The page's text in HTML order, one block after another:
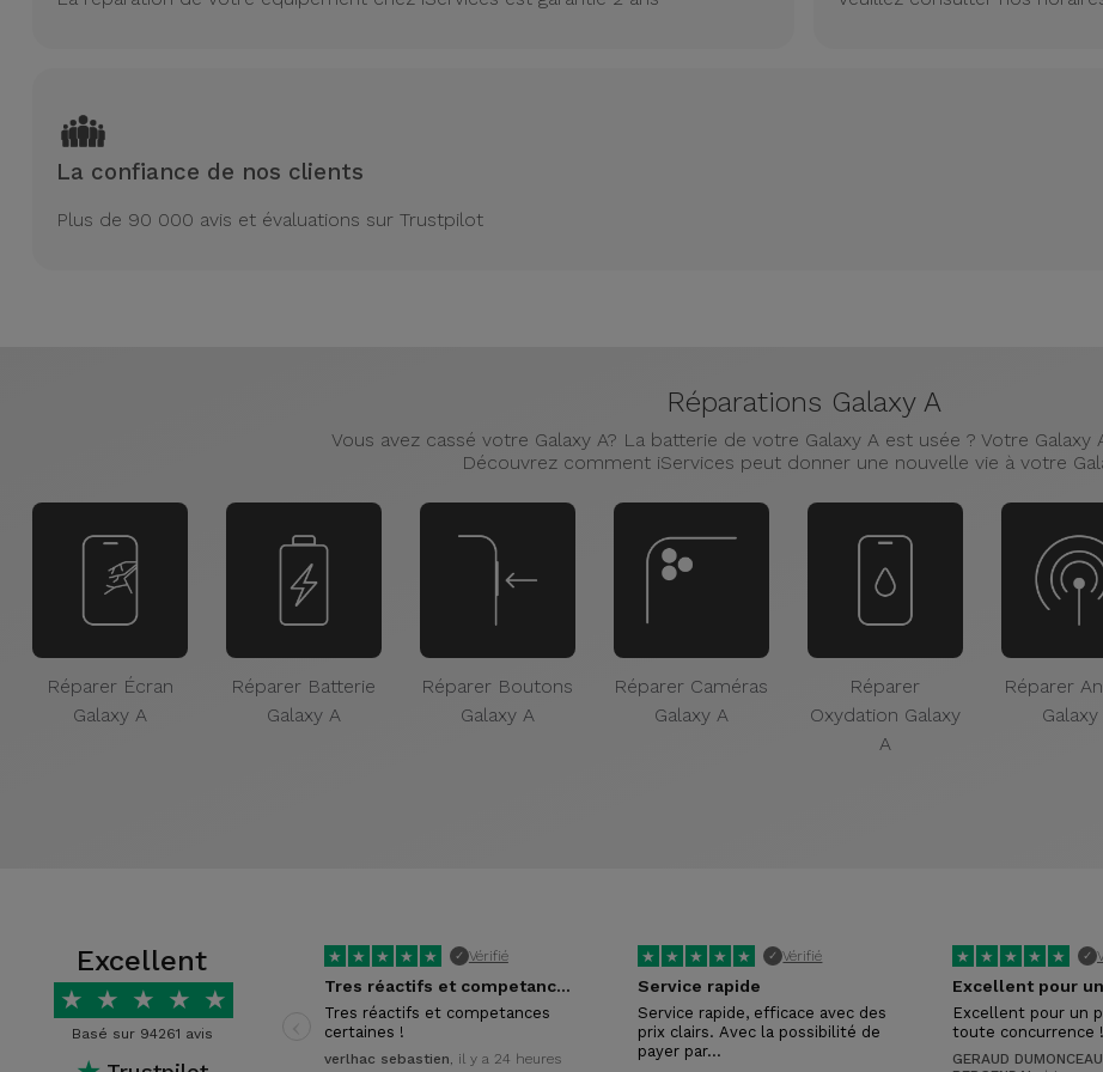
La confiance de nos clients
Plus de 90 000 avis et évaluations sur Trustpilot
Réparations Galaxy A
Vous avez cassé votre Galaxy A? La batterie de votre Galaxy A est usée ? Votre
Découvrez comment iServices peut donner une nouvelle vie à votre
Réparer Écran
Galaxy A
Réparer Batterie
Galaxy A
Réparer Boutons
Galaxy A
Réparer Caméras
Galaxy A
Réparer
Oxydation Galaxy
A
Réparer
Galaxy
Excellent
★ ★ ★ ★ ★
Basé sur 94261 avis
★ ★ ★ ★ ★ ✓ Vérifié
Tres réactifs et competances certaines !
Tres réactifs et competances
certaines !
verlhac sebastien, il y a 24 heures
★ ★ ★ ★ ★ ✓ Vérifié
Service rapide
Service rapide, efficace avec des
prix clairs. Avec la possibilité de
payer par…
★ ★ ★ ★ ★ ✓
Excellent pour un
toute concurrence
GERAUD